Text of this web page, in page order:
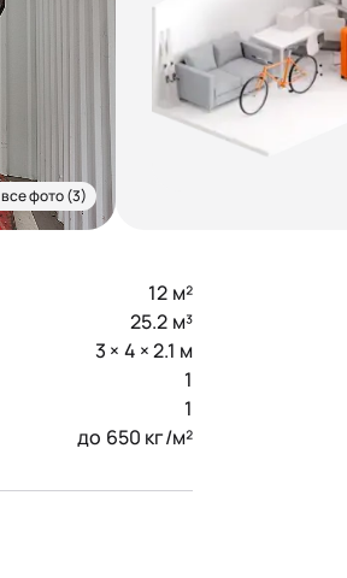
фото (3)
12 м²
25.2 м³
3 × 4 × 2.1 м
1
1
до 650 кг/м²